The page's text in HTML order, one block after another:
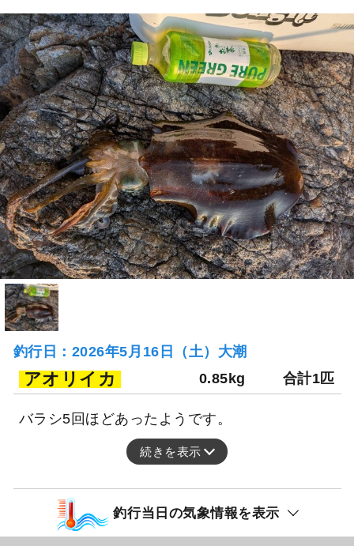
釣行日：2026年5月16日（土）大潮
アオリイカ 0.85kg 合計1匹
バラシ5回ほどあったようです。
続きを表示
釣行当日の気象情報を表示